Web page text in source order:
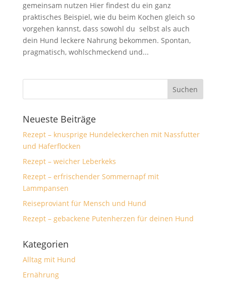
gemeinsam nutzen Hier findest du ein ganz
praktisches Beispiel, wie du beim Kochen gleich so
vorgehen kannst, dass sowohl du selbst als auch
dein Hund leckere Nahrung bekommen. Spontan,
pragmatisch, wohlschmeckend und...
Neueste Beiträge
Rezept – knusprige Hundeleckerchen mit Nassfutter
und Haferflocken
Rezept – weicher Leberkeks
Rezept – erfrischender Sommernapf mit
Lammpansen
Reiseproviant für Mensch und Hund
Rezept – gebackene Putenherzen für deinen Hund
Kategorien
Alltag mit Hund
Ernährung